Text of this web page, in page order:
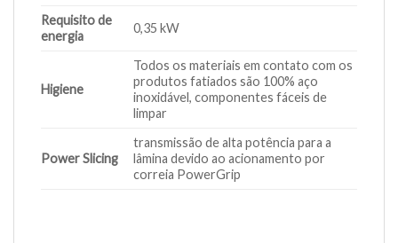
Requisito de
energia
0,35 kW
Higiene
Todos os materiais em contato com os
produtos fatiados são 100% aço
inoxidável, componentes fáceis de
limpar
Power Slicing
transmissão de alta potência para a
lâmina devido ao acionamento por
correia PowerGrip